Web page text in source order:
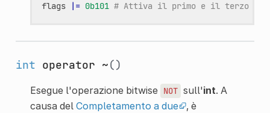
flags
|= 0b101 # Attiva il primo e il terzo
int operator ~()
Esegue l'operazione bitwise NOT sull'int. A
causa del Completamento a due
, è